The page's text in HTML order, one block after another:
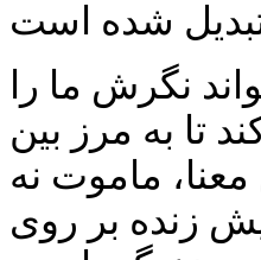
نگرش ما را
تا به مرز بین
ماموت نه
زنده بر روی